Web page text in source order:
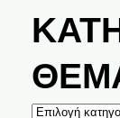
ΚΑΤΗΓΟΡΙΕΣ